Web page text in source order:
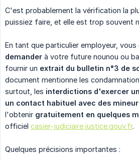
C'est probablement la vérification la
puissiez faire, et elle est trop souvent
En tant que particulier employeur, vous
demander à votre future nounou ou
fournir un extrait du bulletin n°3 de
document mentionne les
surtout, les interdictions d'exercer
un contact habituel avec des
l'obtenir gratuitement en quelques
officiel casier-judiciaire.justice.gouv.fr.
Quelques précisions importantes :